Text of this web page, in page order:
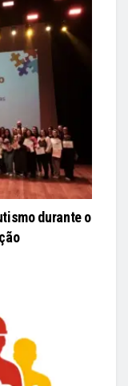
durante o